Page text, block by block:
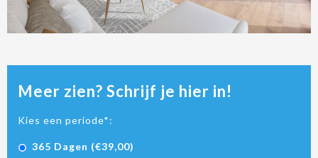
Meer zien? Schrijf je hier in!
Kies een periode*:
365 Dagen (€39,00)